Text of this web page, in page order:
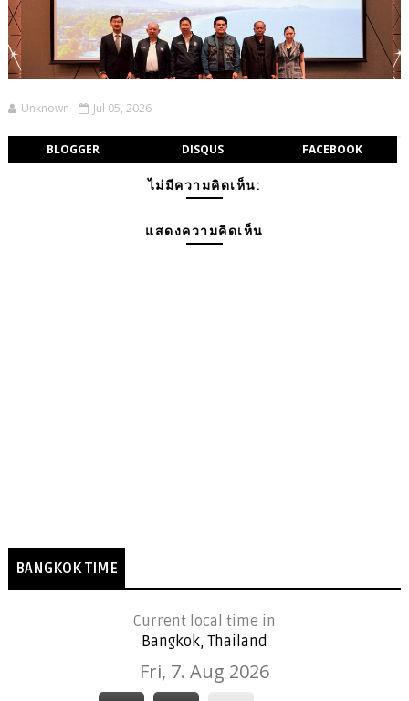
Unknown Jul 05, 2026
BLOGGER DISQUS FACEBOOK
ไม่มีความคิดเห็น:
แสดงความคิดเห็น
BANGKOK TIME
Current local time in
Bangkok, Thailand